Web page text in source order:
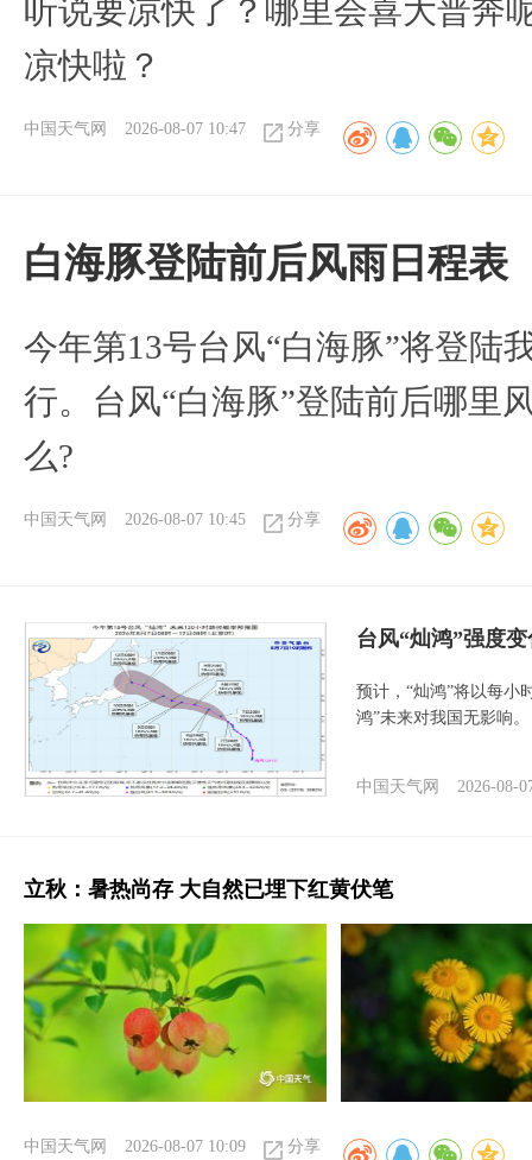
听说要凉快了？哪里会喜大普奔
凉快啦？
中国天气网 2026-08-07 10:47 分享
白海豚登陆前后风雨日程表
今年第13号台风“白海豚”将登陆
行。台风“白海豚”登陆前后哪里
么?
中国天气网 2026-08-07 10:45 分享
台风“灿鸿”强度
预计，“灿鸿”将以每小
鸿”未来对我国无影响。
中国天气网 2026-08-
立秋：暑热尚存 大自然已埋下红黄伏笔
中国天气网 2026-08-07 10:09 分享